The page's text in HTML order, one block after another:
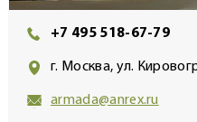
+7 495 518-67-79
г. Москва, ул.
armada@anrex.ru